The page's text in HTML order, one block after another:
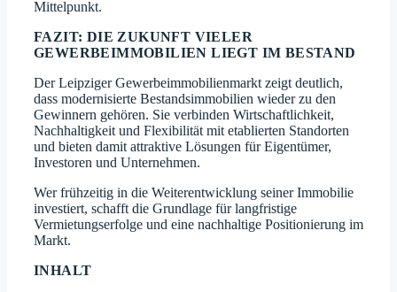
Mittelpunkt.
FAZIT: DIE ZUKUNFT VIELER
GEWERBEIMMOBILIEN LIEGT IM BESTAND
Der Leipziger Gewerbeimmobilienmarkt zeigt deutlich,
dass modernisierte Bestandsimmobilien wieder zu den
Gewinnern gehören. Sie verbinden Wirtschaftlichkeit,
Nachhaltigkeit und Flexibilität mit etablierten Standorten
und bieten damit attraktive Lösungen für Eigentümer,
Investoren und Unternehmen.
Wer frühzeitig in die Weiterentwicklung seiner Immobilie
investiert, schafft die Grundlage für langfristige
Vermietungserfolge und eine nachhaltige Positionierung im
Markt.
INHALT